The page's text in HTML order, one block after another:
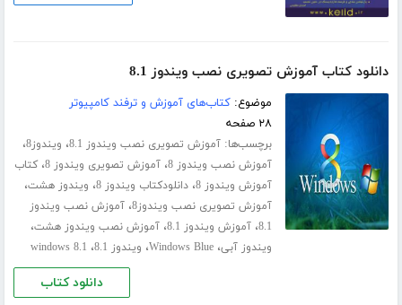
دانلود کتاب آموزش تصویری نصب ویندوز 8.1
موضوع:کتاب‌های آموزش و ترفند کامپیوتر
۲۸ صفحه
برچسب‌ها:آموزش تصویری نصب ویندوز 8.1 ، ویندوز8 ،
آموزش نصب ویندوز 8 ،آموزش تصویری ویندوز 8 ،کتاب
آموزش ویندوز 8 ،دانلودکتاب ویندوز 8 ، ویندوز هشت،
آموزش تصویری نصب ویندوز8 ،آموزش نصب ویندوز
8.1،آموزش ویندوز 8.1 ،آموزش نصب ویندوز هشت،
ویندوز آبی،Windows Blue، ویندوز 8.1 ، windows 8.1
دانلود کتاب